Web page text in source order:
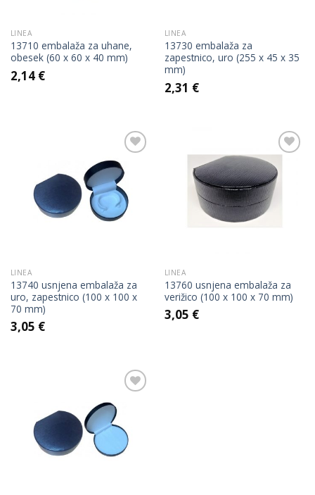
LINEA
13710 embalaža za uhane,
obesek (60 x 60 x 40 mm)
2,14 €
LINEA
13730 embalaža za
zapestnico, uro (255 x 45 x 35
mm)
2,31 €
Add to
Wishlist
LINEA
13740 usnjena embalaža za
uro, zapestnico (100 x 100 x
70 mm)
3,05 €
Add to
Wishlist
LINEA
13760 usnjena embalaža za
verižico (100 x 100 x 70 mm)
3,05 €
Add to
Wishlist